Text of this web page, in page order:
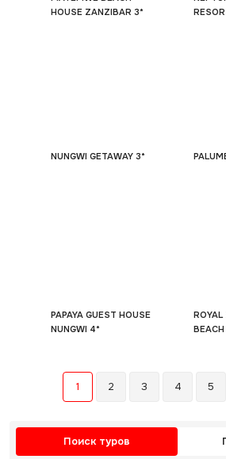
HOUSE ZANZIBAR 3*
NUNGWI GETAWAY 3*
PAPAYA GUEST HOUSE
NUNGWI 4*
1 2 3 4 5
Поиск туров